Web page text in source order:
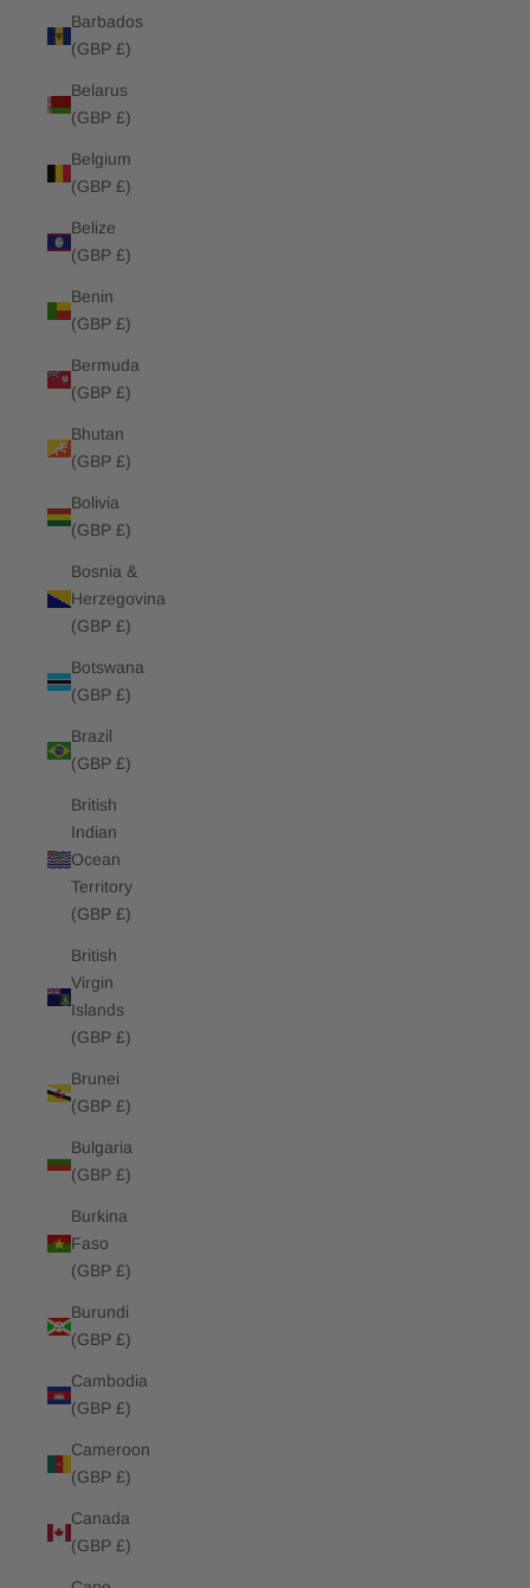
Barbados
(GBP £)
Belarus
(GBP £)
Belgium
(GBP £)
Belize
(GBP £)
Benin
(GBP £)
Bermuda
(GBP £)
Bhutan
(GBP £)
Bolivia
(GBP £)
Bosnia &
Herzegovina
(GBP £)
Botswana
(GBP £)
Brazil
(GBP £)
British
Indian
Ocean
Territory
(GBP £)
British
Virgin
Islands
(GBP £)
Brunei
(GBP £)
Bulgaria
(GBP £)
Burkina
Faso
(GBP £)
Burundi
(GBP £)
Cambodia
(GBP £)
Cameroon
(GBP £)
Canada
(GBP £)